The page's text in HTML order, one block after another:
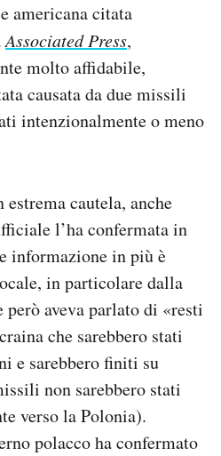
americana citata
Associated Press,
molto affidabile,
causata da due missili
intenzionalmente o meno
cautela, anche
l’ha confermata in
informazione in più è
in particolare dalla
aveva parlato di «resti
che sarebbero stati
e sarebbero finiti su
non sarebbero stati
verso la Polonia).
polacco ha confermato